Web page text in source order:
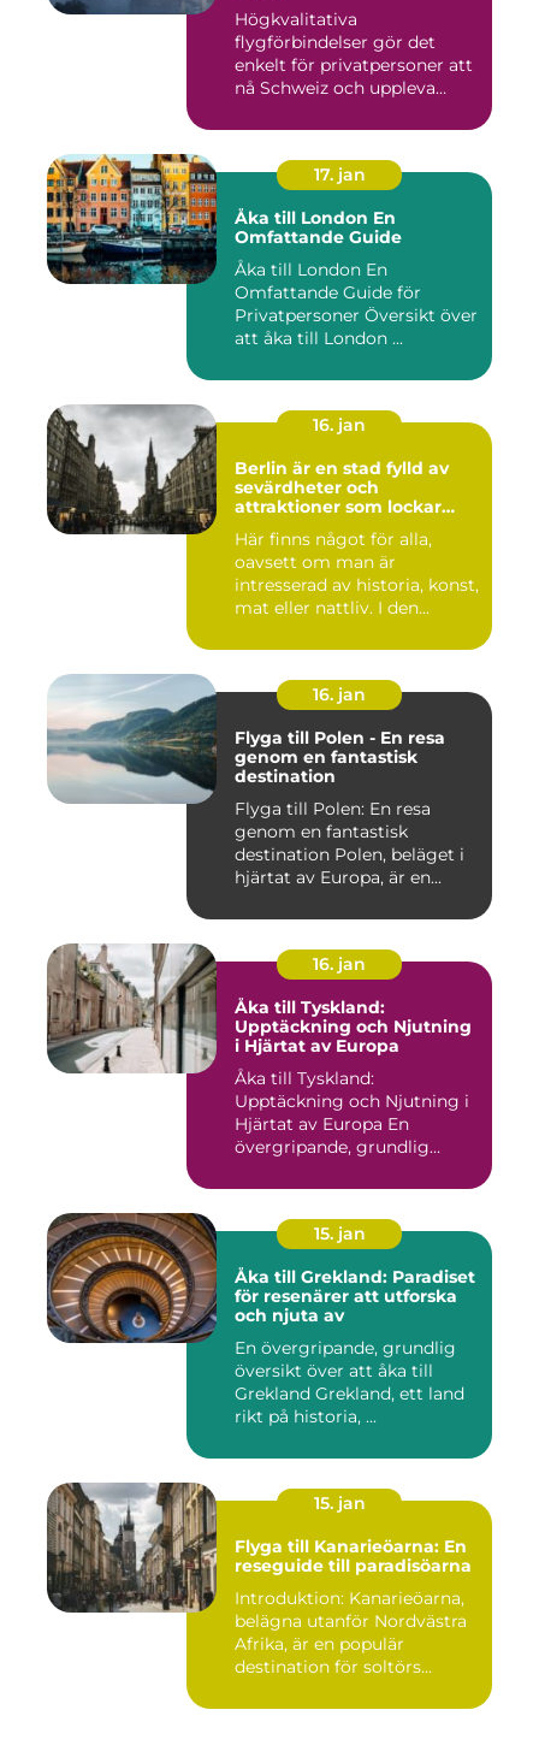
Högkvalitativa
flygförbindelser gör det
enkelt för privatpersoner att
nå Schweiz och uppleva
17. jan
Åka till London En
Omfattande Guide
Åka till London En
Omfattande Guide för
Privatpersoner Översikt över
att åka till London ...
16. jan
Berlin är en stad fylld av
sevärdheter och
attraktioner som lockar
Här finns något för alla,
oavsett om man är
intresserad av historia, konst,
mat eller nattliv. I den...
16. jan
Flyga till Polen - En resa
genom en fantastisk
destination
Flyga till Polen: En resa
genom en fantastisk
destination Polen, beläget i
hjärtat av Europa, är en...
16. jan
Åka till Tyskland:
Upptäckning och Njutning
i Hjärtat av Europa
Åka till Tyskland:
Upptäckning och Njutning i
Hjärtat av Europa En
övergripande, grundlig
15. jan
Åka till Grekland: Paradiset
för resenärer att utforska
och njuta av
En övergripande, grundlig
översikt över att åka till
Grekland Grekland, ett land
rikt på historia, ...
15. jan
Flyga till Kanarieöarna: En
reseguide till paradisöarna
Introduktion: Kanarieöarna,
belägna utanför Nordvästra
Afrika, är en populär
destination för soltörs...